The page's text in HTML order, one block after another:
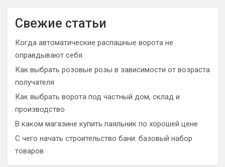
c
Свежие статьи
Когда автоматические распашные ворота не
оправдывают себя
Как выбрать розовые розы в зависимости от возраста
получателя
Как выбрать ворота под частный дом, склад и
производство
В каком магазине купить паяльник по хорошей цене
С чего начать строительство бани: базовый набор
товаров